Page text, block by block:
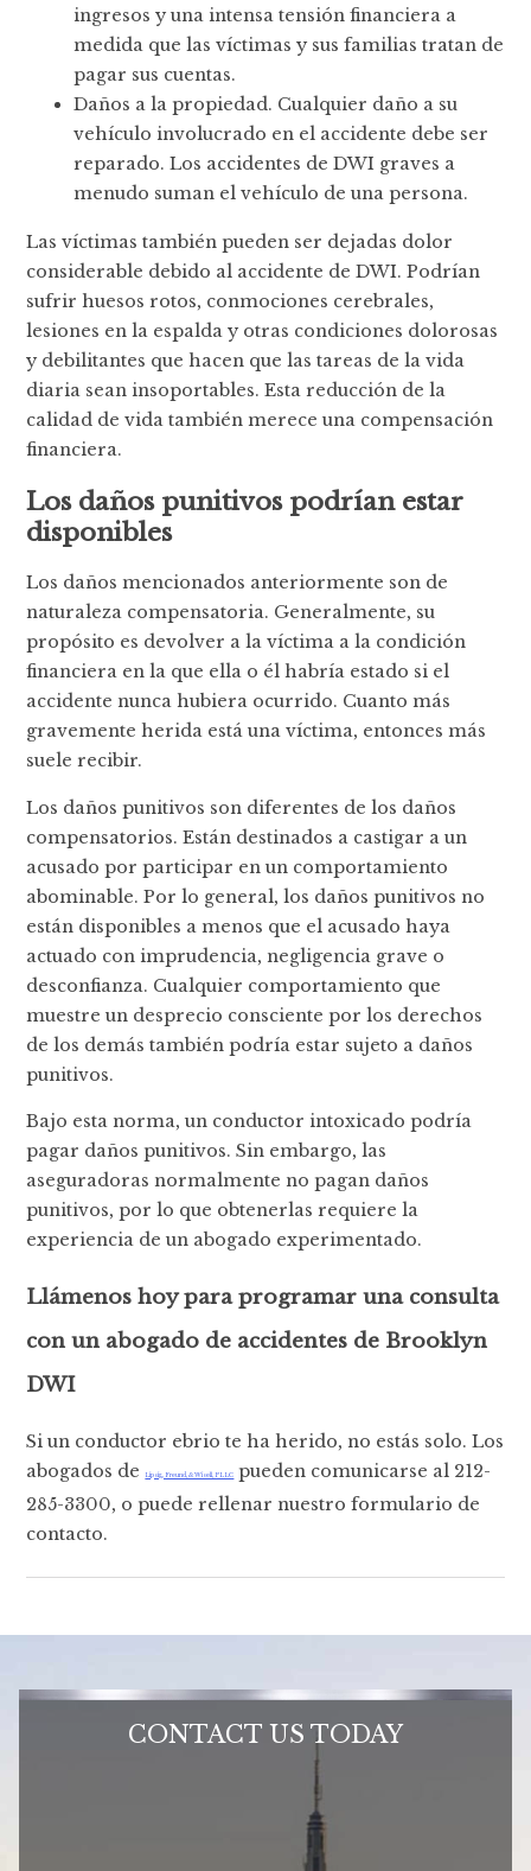
ingresos y una intensa tensión financiera a
medida que las víctimas y sus familias tratan de
pagar sus cuentas.
Daños a la propiedad. Cualquier daño a su
vehículo involucrado en el accidente debe ser
reparado. Los accidentes de DWI graves a
menudo suman el vehículo de una persona.
Las víctimas también pueden ser dejadas dolor
considerable debido al accidente de DWI. Podrían
sufrir huesos rotos, conmociones cerebrales,
lesiones en la espalda y otras condiciones dolorosas
y debilitantes que hacen que las tareas de la vida
diaria sean insoportables. Esta reducción de la
calidad de vida también merece una compensación
financiera.
Los daños punitivos podrían estar
disponibles
Los daños mencionados anteriormente son de
naturaleza compensatoria. Generalmente, su
propósito es devolver a la víctima a la condición
financiera en la que ella o él habría estado si el
accidente nunca hubiera ocurrido. Cuanto más
gravemente herida está una víctima, entonces más
suele recibir.
Los daños punitivos son diferentes de los daños
compensatorios. Están destinados a castigar a un
acusado por participar en un comportamiento
abominable. Por lo general, los daños punitivos no
están disponibles a menos que el acusado haya
actuado con imprudencia, negligencia grave o
desconfianza. Cualquier comportamiento que
muestre un desprecio consciente por los derechos
de los demás también podría estar sujeto a daños
punitivos.
Bajo esta norma, un conductor intoxicado podría
pagar daños punitivos. Sin embargo, las
aseguradoras normalmente no pagan daños
punitivos, por lo que obtenerlas requiere la
experiencia de un abogado experimentado.
Llámenos hoy para programar una consulta
con un abogado de accidentes de Brooklyn
DWI
Si un conductor ebrio te ha herido, no estás solo. Los
abogados de
Lipsig, Freund, & Wisell, PLLC
pueden comunicarse al 212-
285-3300, o puede rellenar nuestro formulario de
contacto.
CONTACT US TODAY